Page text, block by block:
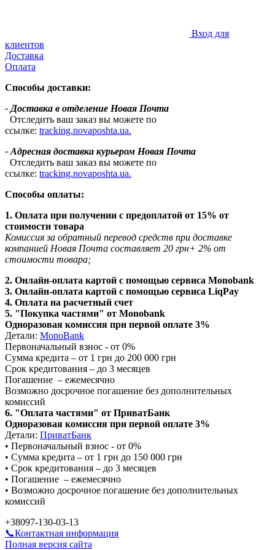
Вход для
клиентов
Доставка
Оплата
Способы доставки:
- Доставка в отделение Новая Почта
Отследить ваш заказ вы можете по
ссылке: tracking.novaposhta.ua.
- Адресная доставка курьером Новая Почта
Отследить ваш заказ вы можете по
ссылке: tracking.novaposhta.ua.
Способы оплаты:
1. Оплата при получении с предоплатой от 15% от
стоимости товара
Комиссия за обратный перевод средств при доставке
компанией Новая Почта составляет 20 грн+ 2% от
стоимости товара;
2. Онлайн-оплата картой с помощью сервиса Monobank
3. Онлайн-оплата картой с помощью сервиса LiqPay
4. Оплата на расчетный счет
5. "Покупка частями" от Monobank
Одноразовая комиссия при первой оплате 3%
Детали: MonoBank
Первоначальный взнос - от 0%
Сумма кредита – от 1 грн до 200 000 грн
Срок кредитования – до 3 месяцев
Погашение – ежемесячно
Возможно досрочное погашение без дополнительных
комиссий
6. "Оплата частями" от ПриватБанк
Одноразовая комиссия при первой оплате 3%
Детали: ПриватБанк
•‎ Первоначальный взнос - от 0%
•‎ Сумма кредита – от 1 грн до 150 000 грн
•‎ Срок кредитования – до 3 месяцев
•‎ Погашение – ежемесячно
•‎ Возможно досрочное погашение без дополнительных
комиссий
+38097-130-03-13
📞Контактная информация
Полная версия сайта